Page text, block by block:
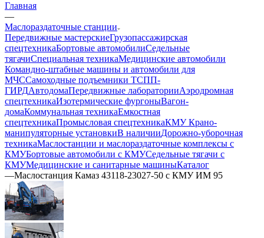
Главная
—
Маслораздаточные станции
Передвижные мастерскиеГрузопассажирская
спецтехникаБортовые автомобилиСедельные
тягачиСпециальная техникаМедицинские автомобили
Командно-штабные машины и автомобили для
МЧССамоходные подъемники ТСПП-
ГИРДАвтодомаПередвижные лабораторииАэродромная
спецтехникаИзотермические фургоныВагон-
домаКоммунальная техникаЕмкостная
спецтехникаПромысловая спецтехникаКМУ Крано-
манипуляторные установкиВ наличииДорожно-уборочная
техникаМаслостанции и маслораздаточные комплексы с
КМУБортовые автомобили с КМУСедельные тягачи с
КМУМедицинские и санитарные машиныКаталог
—Маслостанция Камаз 43118-23027-50 с КМУ ИМ 95